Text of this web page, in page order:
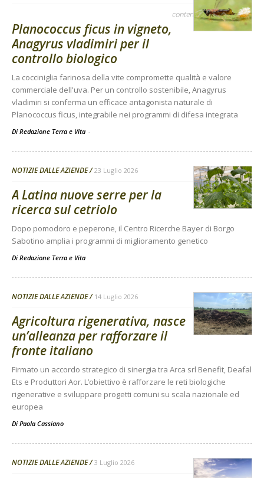
contenuto sponsorizzato
Planococcus ficus in vigneto,
Anagyrus vladimiri per il
controllo biologico
La cocciniglia farinosa della vite compromette qualità e valore
commerciale dell'uva. Per un controllo sostenibile, Anagyrus
vladimiri si conferma un efficace antagonista naturale di
Planococcus ficus, integrabile nei programmi di difesa integrata
Di Redazione Terra e Vita -
NOTIZIE DALLE AZIENDE 23 Luglio 2026
A Latina nuove serre per la
ricerca sul cetriolo
Dopo pomodoro e peperone, il Centro Ricerche Bayer di Borgo
Sabotino amplia i programmi di miglioramento genetico
Di Redazione Terra e Vita
NOTIZIE DALLE AZIENDE 14 Luglio 2026
Agricoltura rigenerativa, nasce
un’alleanza per rafforzare il
fronte italiano
Firmato un accordo strategico di sinergia tra Arca srl Benefit, Deafal
Ets e Produttori Aor. L’obiettivo è rafforzare le reti biologiche
rigenerative e sviluppare progetti comuni su scala nazionale ed
europea
Di Paola Cassiano
NOTIZIE DALLE AZIENDE 3 Luglio 2026